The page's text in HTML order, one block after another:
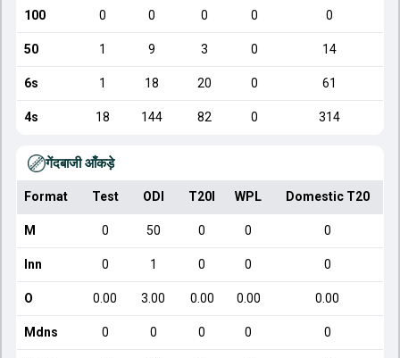
100 0 0 0 0 0
50 1 9 3 0 14
6s 1 18 20 0 61
4s 18 144 82 0 314
गेंदबाजी आँकड़े
Format Test ODI T20I WPL Domestic T20
M 0 50 0 0 0
Inn 0 1 0 0 0
O 0.00 3.00 0.00 0.00 0.00
Mdns 0 0 0 0 0